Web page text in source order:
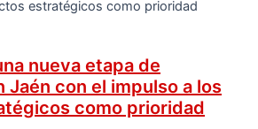
nueva etapa de
Jaén con el impulso a los
como prioridad